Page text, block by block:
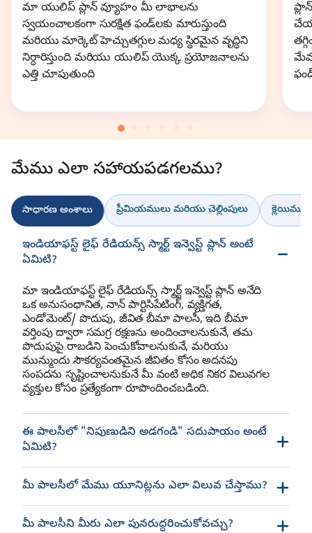
మా యులిప్ ప్లాన్ వ్యూహం మీ లాభాలను
స్వయంచాలకంగా సురక్షిత ఫండ్‌లకు మారుస్తుంది
మరియు మార్కెట్ హెచ్చుతగ్గుల మధ్య స్థిరమైన వృద్ధిని
నిర్ధారిస్తుంది మరియు యులిప్ యొక్క ప్రయోజనాలను
ఎత్తి చూపుతుంది
మేము ఎలా సహాయపడగలము?
సాధారణ అంశాలు ప్రీమియములు మరియు చెల్లింపులు క్లెయిము
ఇండియాఫస్ట్ లైఫ్ రేడియన్స్ స్మార్ట్ ఇన్వెస్ట్ ప్లాన్ అంటే
ఏమిటి?
మా ఇండియాఫస్ట్ లైఫ్ రేడియన్స్ స్మార్ట్ ఇన్వెస్ట్ ప్లాన్ అనేది
ఒక అనుసంధానిత, నాన్ పార్టిసిపేటింగ్, వ్యక్తిగత,
ఎండోమెంట్/ పొదుపు, జీవిత బీమా పాలసీ, ఇది బీమా
వర్తింపు ద్వారా సమగ్ర రక్షణను అందించాలనుకునే, తమ
పొదుపుపై రాబడిని పెంచుకోవాలనుకునే, మరియు
మున్ముందు సౌకర్యవంతమైన జీవితం కోసం అదనపు
సంపదను సృష్టించాలనుకునే మీ వంటి అధిక నికర విలువగల
వ్యక్తుల కోసం ప్రత్యేకంగా రూపొందించబడింది.
ఈ పాలసీలో "నిపుణుడిని అడగండి" సదుపాయం అంటే
ఏమిటి?
మీ పాలసీలో మేము యూనిట్లను ఎలా విలువ చేస్తాము?
మీ పాలసీని మీరు ఎలా పునరుద్ధరించుకోవచ్చు?